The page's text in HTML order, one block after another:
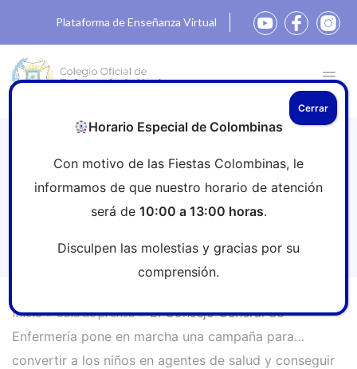
Plataforma de Enseñanza Virtual
pone en marcha una campaña para
convertir a los niños en agentes de
salud y conseguir que los padres no
fumen en el coche
Inicio»Sala de prensa»El Consejo General de
Enfermería pone en marcha una campaña para
convertir a los niños en agentes de salud y conseguir
Horario Especial de Colombinas
Con motivo de las Fiestas Colombinas, le
informamos de que nuestro horario de atención
será de 10:00 a 13:00 horas.
Disculpen las molestias y gracias por su
comprensión.
Cerrar